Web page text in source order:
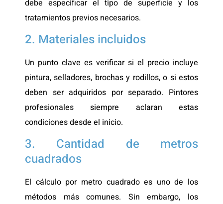
debe especificar el tipo de superficie y los
tratamientos previos necesarios.
2. Materiales incluidos
Un punto clave es verificar si el precio incluye
pintura, selladores, brochas y rodillos, o si estos
deben ser adquiridos por separado. Pintores
profesionales siempre aclaran estas
condiciones desde el inicio.
3. Cantidad de metros
cuadrados
El cálculo por metro cuadrado es uno de los
métodos más comunes. Sin embargo, los